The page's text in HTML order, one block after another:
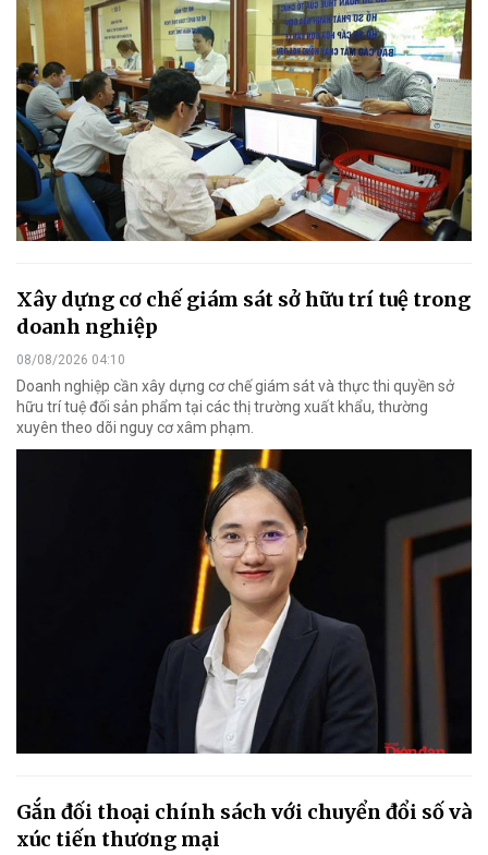
Xây dựng cơ chế giám sát sở hữu trí tuệ trong
doanh nghiệp
08/08/2026 04:10
Doanh nghiệp cần xây dựng cơ chế giám sát và thực thi quyền sở
hữu trí tuệ đối sản phẩm tại các thị trường xuất khẩu, thường
xuyên theo dõi nguy cơ xâm phạm.
Gắn đối thoại chính sách với chuyển đổi số và
xúc tiến thương mại